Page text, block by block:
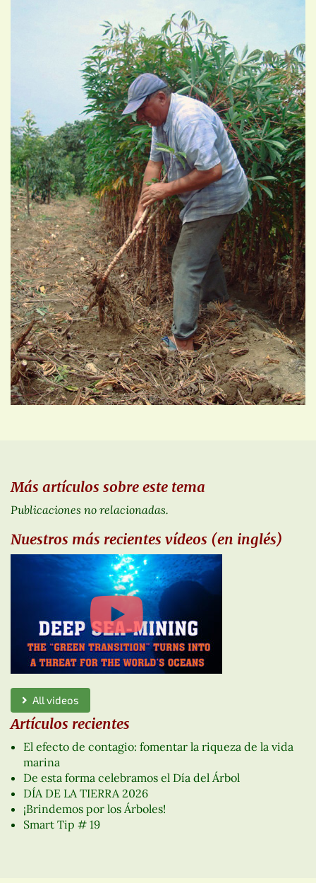
Más artículos sobre este tema
Publicaciones no relacionadas.
Nuestros más recientes vídeos (en inglés)
All videos
Artículos recientes
El efecto de contagio: fomentar la riqueza de la vida
marina
De esta forma celebramos el Día del Árbol
DÍA DE LA TIERRA 2026
¡Brindemos por los Árboles!
Smart Tip # 19